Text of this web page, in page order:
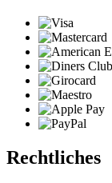
Rechtliches